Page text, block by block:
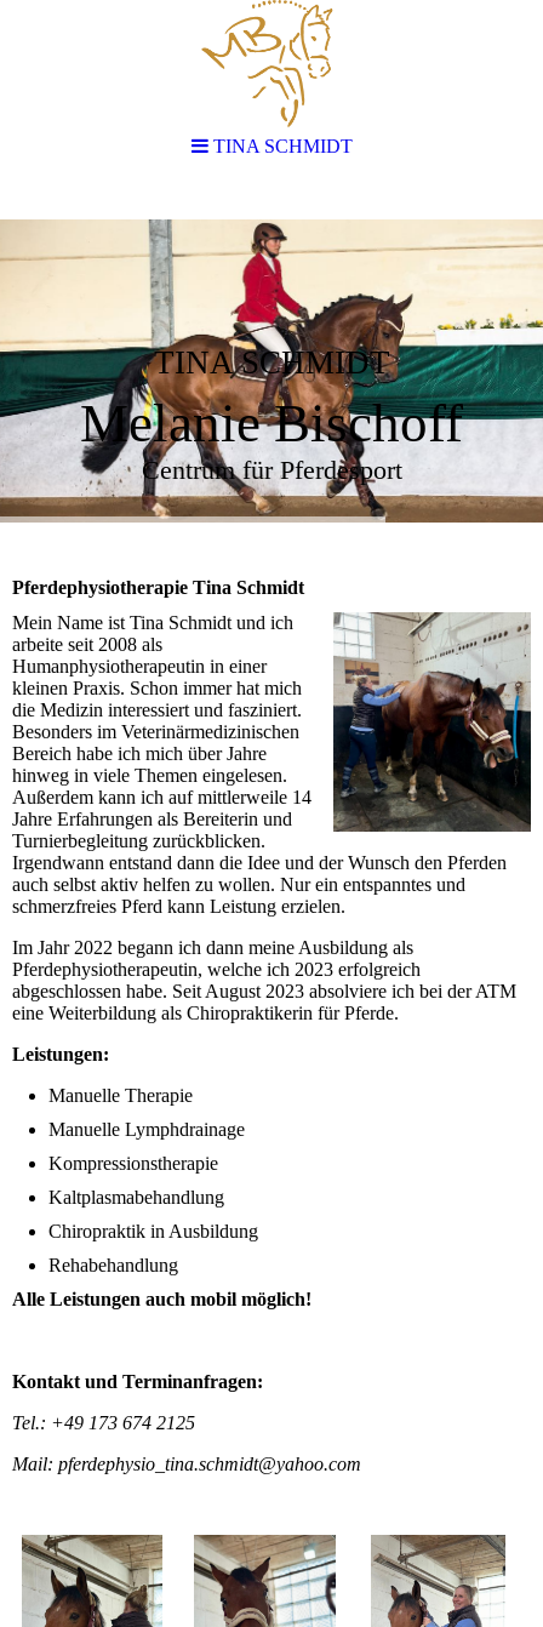
TINA SCHMIDT
Melanie Bischoff
Centrum für Pferdesport
Pferdephysiotherapie Tina Schmidt
Mein Name ist Tina Schmidt und ich
arbeite seit 2008 als
Humanphysiotherapeutin in einer
kleinen Praxis. Schon immer hat mich
die Medizin interessiert und fasziniert.
Besonders im Veterinärmedizinischen
Bereich habe ich mich über Jahre
hinweg in viele Themen eingelesen.
Außerdem kann ich auf mittlerweile 14
Jahre Erfahrungen als Bereiterin und
Turnierbegleitung zurückblicken.
Irgendwann entstand dann die Idee und der Wunsch den Pferden
auch selbst aktiv helfen zu wollen. Nur ein entspanntes und
schmerzfreies Pferd kann Leistung erzielen.
Im Jahr 2022 begann ich dann meine Ausbildung als
Pferdephysiotherapeutin, welche ich 2023 erfolgreich
abgeschlossen habe. Seit August 2023 absolviere ich bei der ATM
eine Weiterbildung als Chiropraktikerin für Pferde.
Leistungen:
Manuelle Therapie
Manuelle Lymphdrainage
Kompressionstherapie
Kaltplasmabehandlung
Chiropraktik in Ausbildung
Rehabehandlung
Alle Leistungen auch mobil möglich!
Kontakt und Terminanfragen:
Tel.: +49 173 674 2125
Mail: pferdephysio_tina.schmidt@yahoo.com
TINA SCHMIDT